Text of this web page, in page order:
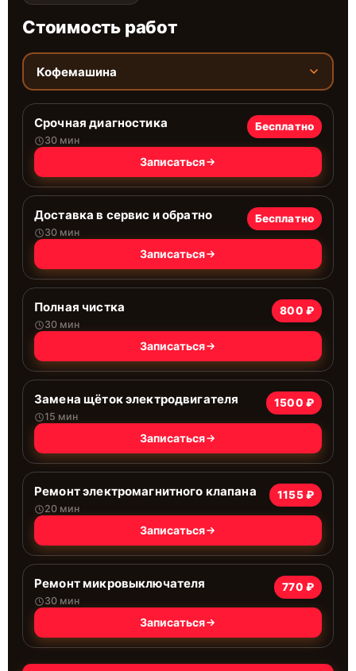
Стоимость работ
Кофемашина
Срочная диагностика
30 мин
Бесплатно
Записаться
Доставка в сервис и обратно
30 мин
Бесплатно
Записаться
Полная чистка
30 мин
800 ₽
Записаться
Замена щёток электродвигателя
15 мин
1500 ₽
Записаться
Ремонт электромагнитного клапана
20 мин
1155 ₽
Записаться
Ремонт микровыключателя
30 мин
770 ₽
Записаться